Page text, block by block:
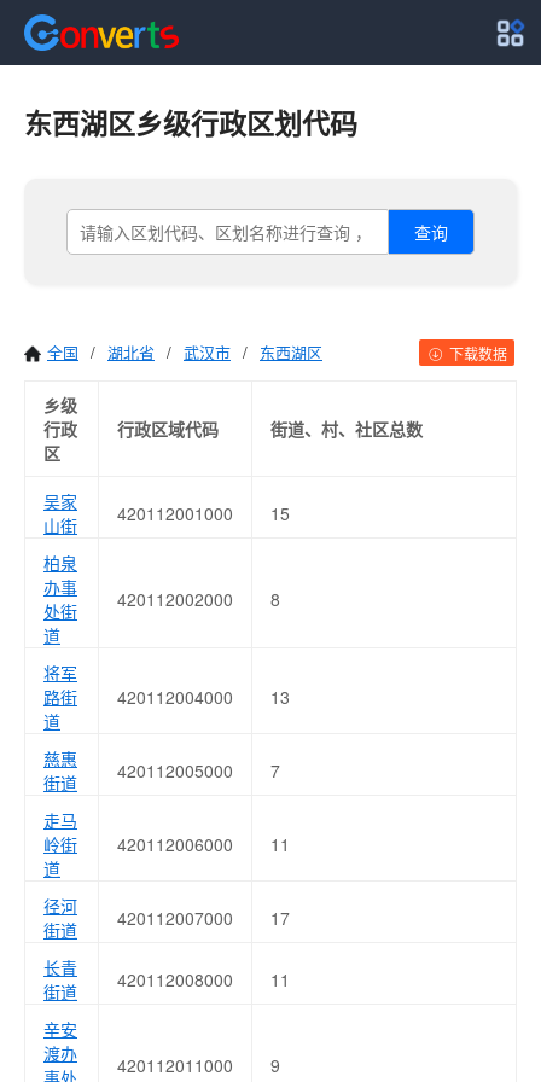
东西湖区乡级行政区划代码
查询
全国 / 湖北省 / 武汉市 / 东西湖区 下载数据
乡级
行政
区
行政区域代码 街道、村、社区总数
吴家
山街
420112001000 15
柏泉
办事
处街
道
420112002000 8
将军
路街
道
420112004000 13
慈惠
街道
420112005000 7
走马
岭街
道
420112006000 11
径河
街道
420112007000 17
长青
街道
420112008000 11
辛安
渡办
事处
420112011000 9